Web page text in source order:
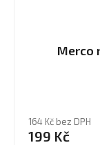
Merco
164 Kč bez DPH
199 Kč